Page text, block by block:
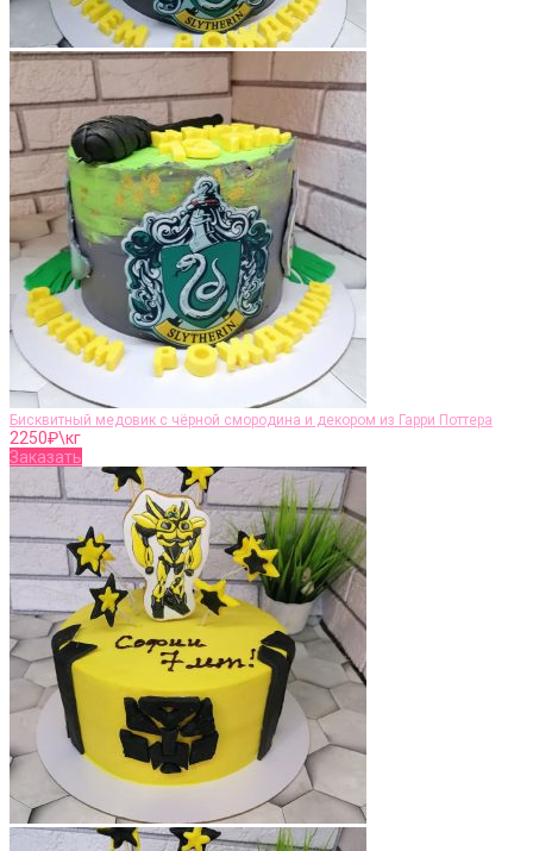
Бисквитный медовик с чёрной смородина и декором из Гарри Поттера
2250₽\кг
Заказать